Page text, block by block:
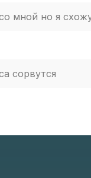
мной но я
сорвутся